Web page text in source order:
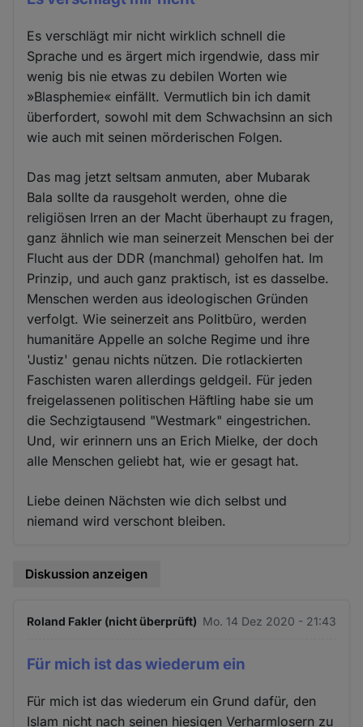
Es verschlägt mir nicht wirklich schnell die
Sprache und es ärgert mich irgendwie, dass mir
wenig bis nie etwas zu debilen Worten wie
»Blasphemie« einfällt. Vermutlich bin ich damit
überfordert, sowohl mit dem Schwachsinn an sich
wie auch mit seinen mörderischen Folgen.
Das mag jetzt seltsam anmuten, aber Mubarak
Bala sollte da rausgeholt werden, ohne die
religiösen Irren an der Macht überhaupt zu fragen,
ganz ähnlich wie man seinerzeit Menschen bei der
Flucht aus der DDR (manchmal) geholfen hat. Im
Prinzip, und auch ganz praktisch, ist es dasselbe.
Menschen werden aus ideologischen Gründen
verfolgt. Wie seinerzeit ans Politbüro, werden
humanitäre Appelle an solche Regime und ihre
'Justiz' genau nichts nützen. Die rotlackierten
Faschisten waren allerdings geldgeil. Für jeden
freigelassenen politischen Häftling habe sie um
die Sechzigtausend "Westmark" eingestrichen.
Und, wir erinnern uns an Erich Mielke, der doch
alle Menschen geliebt hat, wie er gesagt hat.
Liebe deinen Nächsten wie dich selbst und
niemand wird verschont bleiben.
Diskussion anzeigen
Roland Fakler (nicht überprüft) Mo. 14 Dez 2020 - 21:43
Für mich ist das wiederum ein
Für mich ist das wiederum ein Grund dafür, den
Islam nicht nach seinen hiesigen Verharmlosern zu